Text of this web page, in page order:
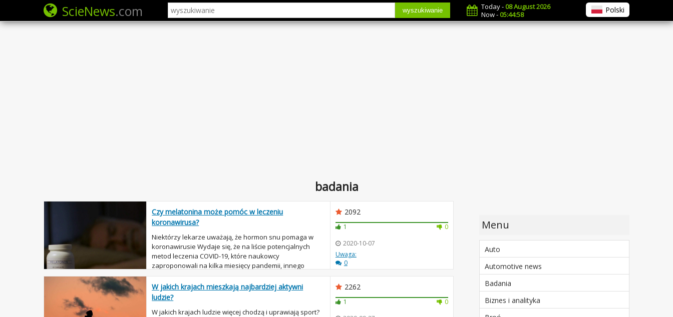
ScieNews.com wyszukiwanie Today -08 August 2026
Now -05:44:58 Polski
badania
Czy melatonina może pomóc w leczeniu
koronawirusa?
Niektórzy lekarze uważają, że hormon snu pomaga w
koronawirusie Wydaje się, że na liście potencjalnych
metod leczenia COVID-19, które naukowcy
zaproponowali na kilka miesięcy pandemii, innego
uzupełnienia: melatoniny. Lekarz w Tek...
2092
1
0
2020-10-07
Uwaga:
0
W jakich krajach mieszkają najbardziej aktywni
ludzie?
W jakich krajach ludzie więcej chodzą i uprawiają sport?
2262
1
0
Menu
Auto
Automotive news
Badania
Biznes i analityka